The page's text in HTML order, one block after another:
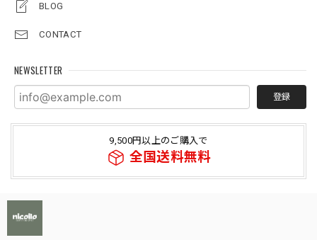
BLOG
CONTACT
NEWSLETTER
登録
9,500円以上のご購入で
全国送料無料